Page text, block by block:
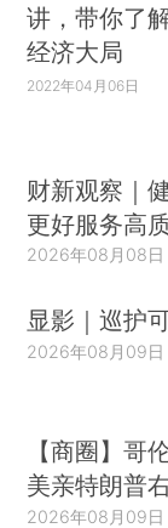
讲，带你了
经济大局
2022年04月06日
财新观察｜
更好服务高
2026年08月08日
显影｜巡护
2026年08月09日
【商圈】哥
美亲特朗普
2026年08月09日